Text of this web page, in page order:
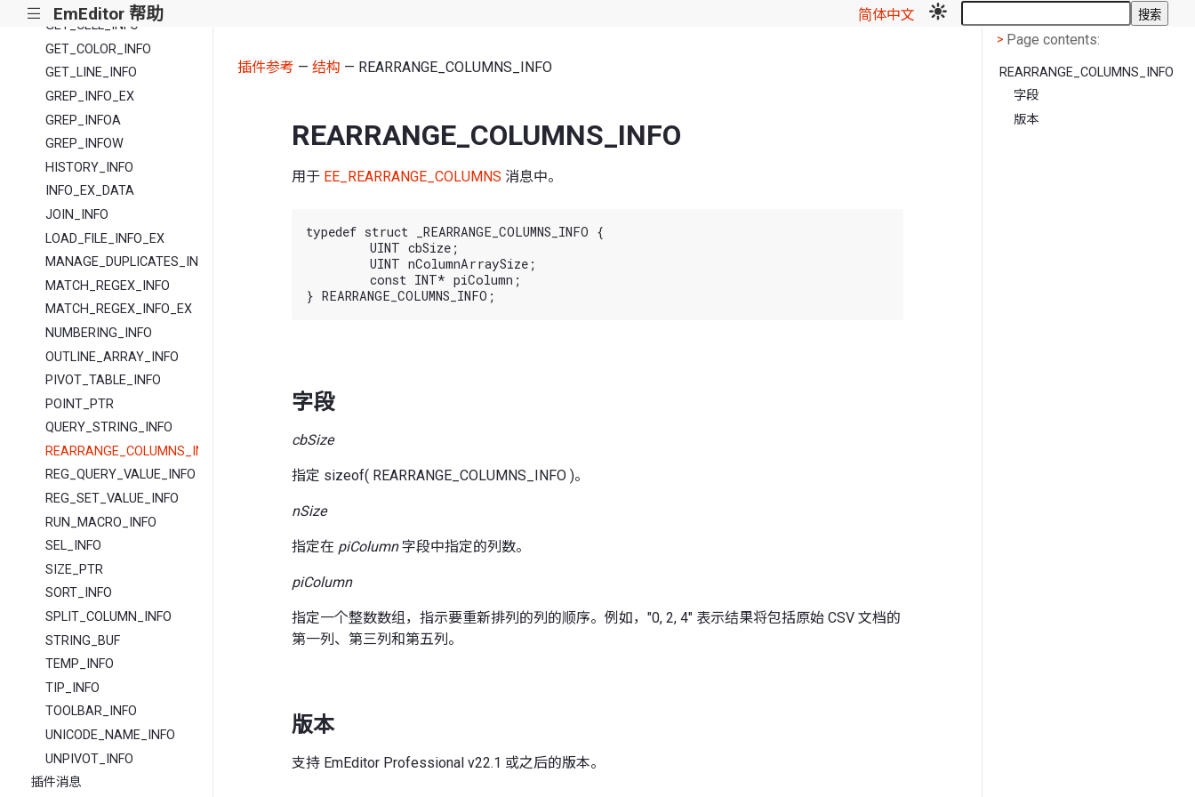
||| EmEditor 帮助 简体中文 搜索
GET_CELL_INFO
GET_COLOR_INFO
GET_LINE_INFO
GREP_INFO_EX
GREP_INFOA
GREP_INFOW
HISTORY_INFO
INFO_EX_DATA
JOIN_INFO
LOAD_FILE_INFO_EX
MANAGE_DUPLICATES_INFO
MATCH_REGEX_INFO
MATCH_REGEX_INFO_EX
NUMBERING_INFO
OUTLINE_ARRAY_INFO
PIVOT_TABLE_INFO
POINT_PTR
QUERY_STRING_INFO
REARRANGE_COLUMNS_INFO
REG_QUERY_VALUE_INFO
REG_SET_VALUE_INFO
RUN_MACRO_INFO
SEL_INFO
SIZE_PTR
SORT_INFO
SPLIT_COLUMN_INFO
STRING_BUF
TEMP_INFO
TIP_INFO
TOOLBAR_INFO
UNICODE_NAME_INFO
UNPIVOT_INFO
插件消息
插件参考 — 结构 — REARRANGE_COLUMNS_INFO
REARRANGE_COLUMNS_INFO
用于 EE_REARRANGE_COLUMNS 消息中。
typedef struct _REARRANGE_COLUMNS_INFO {
字段
cbSize
指定 sizeof( REARRANGE_COLUMNS_INFO )。
nSize
指定在 piColumn字段中指定的列数。
piColumn
指定一个整数数组，指示要重新排列的列的顺序。例如，"0, 2, 4" 表示结果将包括原始 CSV 文档的
第一列、第三列和第五列。
版本
支持 EmEditor Professional v22.1 或之后的版本。
< Page contents
> Page contents:
REARRANGE_COLUMNS_INFO
字段
版本